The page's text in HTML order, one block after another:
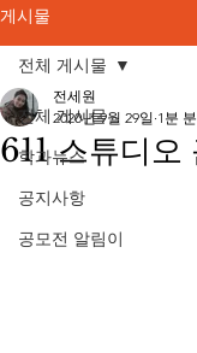
게시물
전체 게시물
학과뉴스
공지사항
공모전 알림이
전체 게시물
611 스튜디오
전세원
2020년 9월 29일 1분